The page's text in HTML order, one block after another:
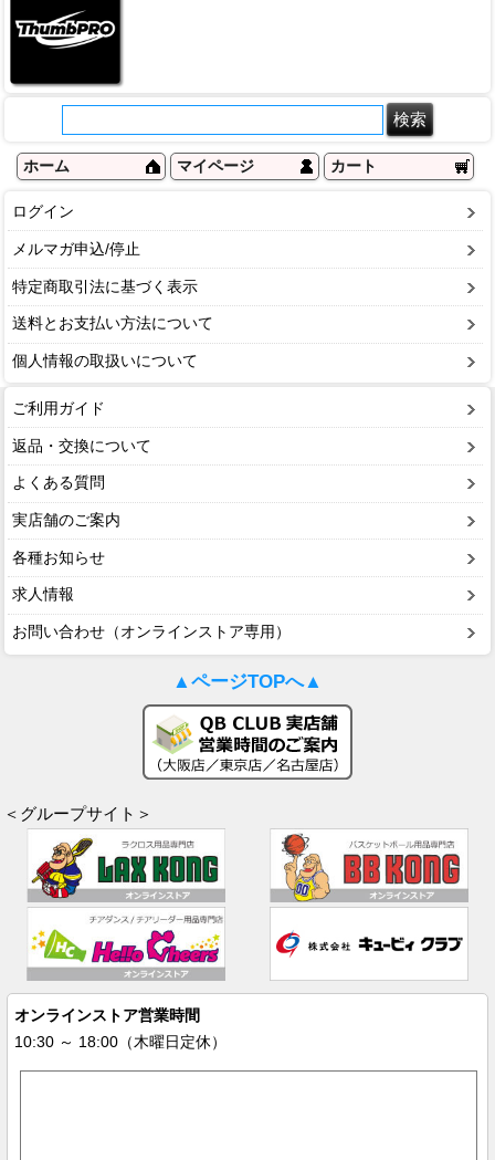
ホーム マイページ カート
ログイン
メルマガ申込/停止
特定商取引法に基づく表示
送料とお支払い方法について
個人情報の取扱いについて
ご利用ガイド
返品・交換について
よくある質問
実店舗のご案内
各種お知らせ
求人情報
お問い合わせ（オンラインストア専用）
▲ページTOPへ▲
＜グループサイト＞
オンラインストア営業時間
10:30 ～ 18:00（木曜日定休）